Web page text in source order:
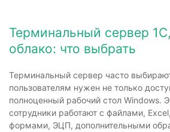
Терминальный сервер
облако: что выбрать
Терминальный сервер часто
пользователям нужен не только
полноценный рабочий стол Windows.
сотрудники работают с файлами,
формами, ЭЦП, дополнительными